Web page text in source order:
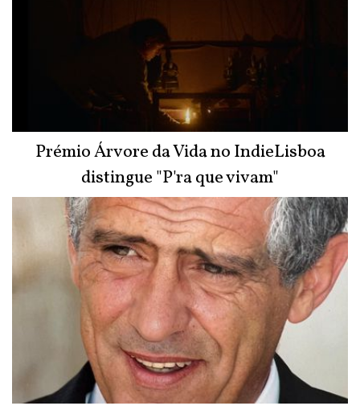
Prémio Árvore da Vida no IndieLisboa
distingue "P'ra que vivam"